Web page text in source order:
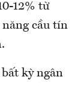
12% từ
cầu tín
kỳ ngân